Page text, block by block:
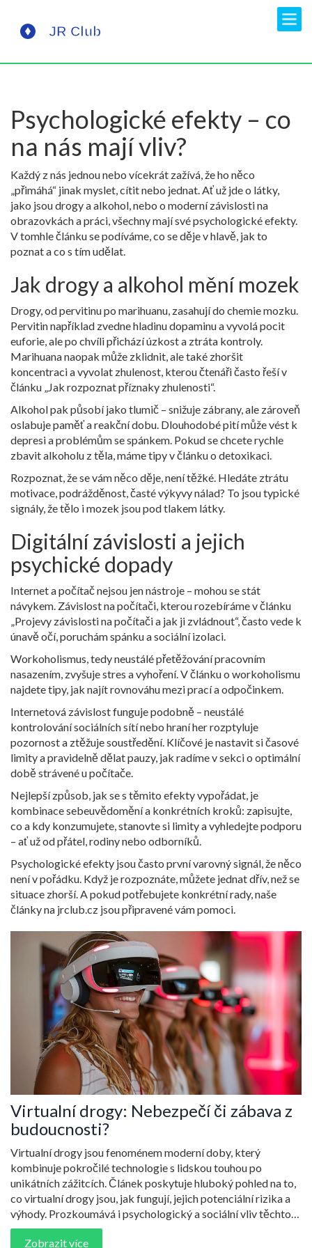
Psychologické efekty – co
na nás mají vliv?
Každý z nás jednou nebo vícekrát zažívá, že ho něco
„přimáhá“ jinak myslet, cítit nebo jednat. Ať už jde o látky,
jako jsou drogy a alkohol, nebo o moderní závislosti na
obrazovkách a práci, všechny mají své psychologické efekty.
V tomhle článku se podíváme, co se děje v hlavě, jak to
poznat a co s tím udělat.
Jak drogy a alkohol mění mozek
Drogy, od pervitinu po marihuanu, zasahují do chemie mozku.
Pervitin například zvedne hladinu dopaminu a vyvolá pocit
euforie, ale po chvíli přichází úzkost a ztráta kontroly.
Marihuana naopak může zklidnit, ale také zhoršit
koncentraci a vyvolat zhulenost, kterou čtenáři často řeší v
článku „Jak rozpoznat příznaky zhulenosti“.
Alkohol pak působí jako tlumič – snižuje zábrany, ale zároveň
oslabuje paměť a reakční dobu. Dlouhodobé pití může vést k
depresi a problémům se spánkem. Pokud se chcete rychle
zbavit alkoholu z těla, máme tipy v článku o detoxikaci.
Rozpoznat, že se vám něco děje, není těžké. Hledáte ztrátu
motivace, podrážděnost, časté výkyvy nálad? To jsou typické
signály, že tělo i mozek jsou pod tlakem látky.
Digitální závislosti a jejich
psychické dopady
Internet a počítač nejsou jen nástroje – mohou se stát
návykem. Závislost na počítači, kterou rozebíráme v článku
„Projevy závislosti na počítači a jak ji zvládnout“, často vede k
únavě očí, poruchám spánku a sociální izolaci.
Workoholismus, tedy neustálé přetěžování pracovním
nasazením, zvyšuje stres a vyhoření. V článku o workoholismu
najdete tipy, jak najít rovnováhu mezi prací a odpočinkem.
Internetová závislost funguje podobně – neustálé
kontrolování sociálních sítí nebo hraní her rozptyluje
pozornost a ztěžuje soustředění. Klíčové je nastavit si časové
limity a pravidelně dělat pauzy, jak radíme v sekci o optimální
době strávené u počítače.
Nejlepší způsob, jak se s těmito efekty vypořádat, je
kombinace sebeuvědomění a konkrétních kroků: zapisujte,
co a kdy konzumujete, stanovte si limity a vyhledejte podporu
– ať už od přátel, rodiny nebo odborníků.
Psychologické efekty jsou často první varovný signál, že něco
není v pořádku. Když je rozpoznáte, můžete jednat dřív, než se
situace zhorší. A pokud potřebujete konkrétní rady, naše
články na jrclub.cz jsou připravené vám pomoci.
Virtualní drogy: Nebezpečí či zábava z
budoucnosti?
Virtualní drogy jsou fenoménem moderní doby, který
kombinuje pokročilé technologie s lidskou touhou po
unikátních zážitcích. Článek poskytuje hluboký pohled na to,
co virtualní drogy jsou, jak fungují, jejich potenciální rizika a
výhody. Prozkoumává i psychologický a sociální vliv těchto
digitálních substancí a nabízí tipy, jak se s jejich přítomností v
digitálním světě vyrovnat. Zároveň diskutuje kontroverze a
Zobrazit více